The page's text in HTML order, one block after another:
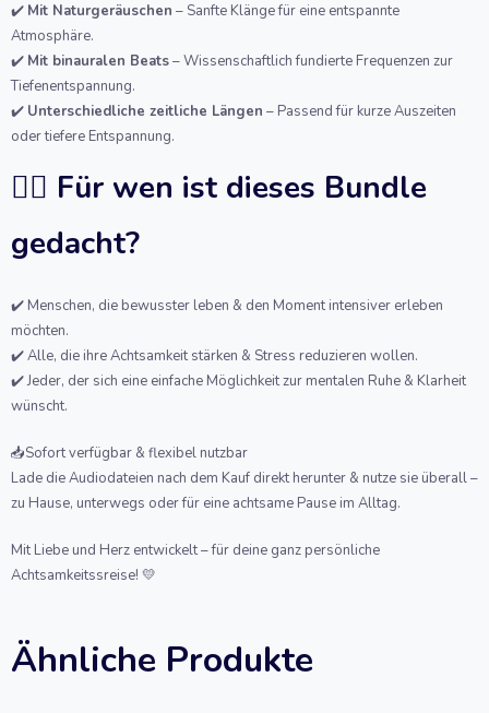
✔️ Mit Naturgeräuschen – Sanfte Klänge für eine entspannte
Atmosphäre.
✔️ Mit binauralen Beats– Wissenschaftlich fundierte Frequenzen zur
Tiefenentspannung.
✔️ Unterschiedliche zeitliche Längen – Passend für kurze Auszeiten
oder tiefere Entspannung.
🧘‍♀️ Für wen ist dieses Bundle
gedacht?
✔️ Menschen, die bewusster leben & den Moment intensiver erleben
möchten.
✔️ Alle, die ihre Achtsamkeit stärken & Stress reduzieren wollen.
✔️ Jeder, der sich eine einfache Möglichkeit zur mentalen Ruhe & Klarheit
wünscht.
📥Sofort verfügbar & flexibel nutzbar
Lade die Audiodateien nach dem Kauf direkt herunter & nutze sie überall –
zu Hause, unterwegs oder für eine achtsame Pause im Alltag.
Mit Liebe und Herz entwickelt – für deine ganz persönliche
Achtsamkeitssreise! 💛
Ähnliche Produkte